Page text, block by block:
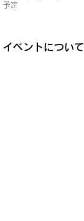
予定
イベントについて